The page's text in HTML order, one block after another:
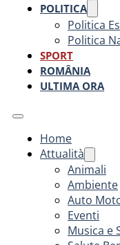
POLITICA
Politica
Politica
SPORT
ROMÂNIA
ULTIMA ORA
Home
Attualità
Animali
Ambiente
Auto
Eventi
Musica e